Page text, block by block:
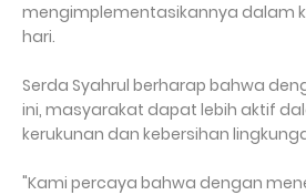
mengimplementasikannya dalam
hari.
Serda Syahrul berharap bahwa
ini, masyarakat dapat lebih aktif
kerukunan dan kebersihan
"Kami percaya bahwa dengan